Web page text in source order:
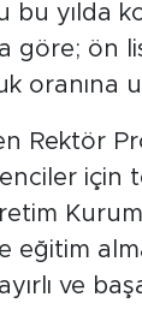
yılda
göre; ön
oranına
Rektör
için
ve